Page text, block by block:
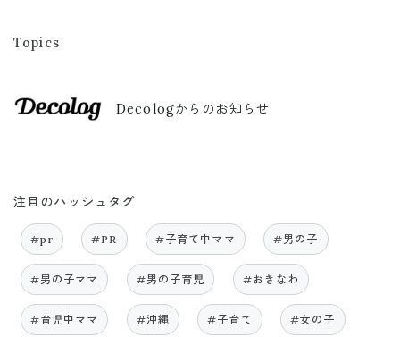
Topics
Decologからのお知らせ
注目のハッシュタグ
#pr #PR #子育て中ママ #男の子
#男の子ママ #男の子育児 #おきなわ
#育児中ママ #沖縄 #子育て #女の子